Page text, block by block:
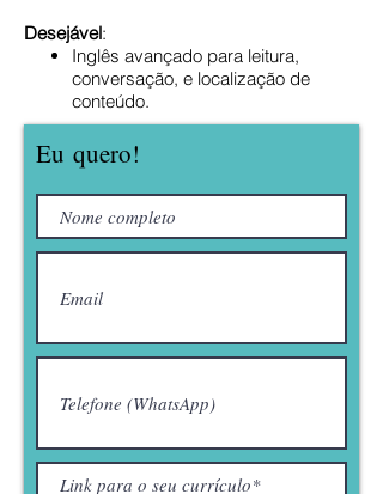
Desejável:
Inglês avançado para leitura,
conversação, e localização de
conteúdo.
Eu quero!